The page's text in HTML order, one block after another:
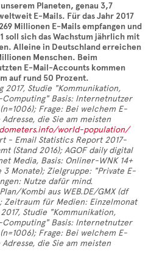
Planeten, genau 3,7
E-Mails. Für das Jahr 2017
Millionen E-Mails empfangen und
soll sich das Wachstum jährlich mit
Alleine in Deutschland erreichen
Menschen. Beim
E-Mail-Accounts kommen
auf rund 50 Prozent.
2017, Studie "Kommunikation,
Basis: Internetnutzer
Frage: Bei welchem E-
die Sie am meisten
world-population/
- Email Statistics Report 2017-
(Stand 2016); AGOF daily digital
Media, Basis: Onliner-WNK 14+
Monate); Zielgruppe: "Private E-
Nutze dafür mind.
Kombi aus WEB.DE/GMX (df
Zeitraum für Medien: Einzelmonat
Studie "Kommunikation,
Basis: Internetnutzer
Frage: Bei welchem E-
die Sie am meisten